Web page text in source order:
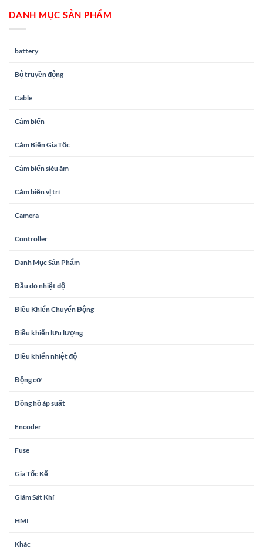
DANH MỤC SẢN PHẨM
battery
Bộ truyền động
Cable
Cảm biến
Cảm Biến Gia Tốc
Cảm biến siêu âm
Cảm biến vị trí
Camera
Controller
Danh Mục Sản Phẩm
Đầu dò nhiệt độ
Điều Khiển Chuyển Động
Điều khiển lưu lượng
Điều khiển nhiệt độ
Động cơ
Đồng hồ áp suất
Encoder
Fuse
Gia Tốc Kế
Giám Sát Khí
HMI
Khác